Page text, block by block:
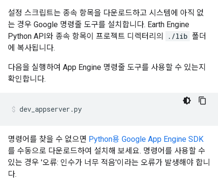
설정 스크립트는 종속 항목을 다운로드하고 시스템에 아직 없
는 경우 Google 명령줄 도구를 설치합니다. Earth Engine
Python API와 종속 항목이 프로젝트 디렉터리의
./lib 폴더
에 복사됩니다.
다음을 실행하여 App Engine 명령줄 도구를 사용할 수 있는지
확인합니다.
명령어를 찾을 수 없으면 Python용 Google App Engine SDK
를 수동으로 다운로드하여 설치해 보세요. 명령어를 사용할 수
있는 경우 '오류: 인수가 너무 적음'이라는 오류가 발생해야 합니
다.